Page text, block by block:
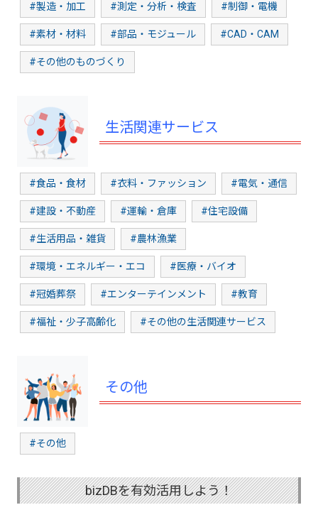
#製造・加工 #測定・分析・検査 #制御・電機
#素材・材料 #部品・モジュール #CAD・CAM
#その他のものづくり
生活関連サービス
#食品・食材 #衣料・ファッション #電気・通信
#建設・不動産 #運輸・倉庫 #住宅設備
#生活用品・雑貨 #農林漁業
#環境・エネルギー・エコ #医療・バイオ
#冠婚葬祭 #エンターテインメント #教育
#福祉・少子高齢化 #その他の生活関連サービス
その他
#その他
bizDBを有効活用しよう！